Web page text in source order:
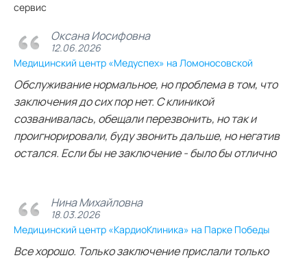
сервис
Оксана Иосифовна
12.06.2026
Медицинский центр «Медуспех» на Ломоносовской
Обслуживание нормальное, но проблема в том, что
заключения до сих пор нет. С клиникой
созванивалась, обещали перезвонить, но так и
проигнорировали, буду звонить дальше, но негатив
остался. Если бы не заключение - было бы отлично
Нина Михайловна
18.03.2026
Медицинский центр «КардиоКлиника» на Парке Победы
Все хорошо. Только заключение прислали только